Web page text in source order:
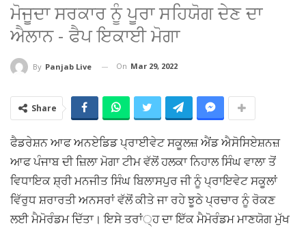
ਮੋਜੂਦਾ ਸਰਕਾਰ ਨੂੰ ਪੂਰਾ ਸਹਿਯੋਗ ਦੇਣ ਦਾ
ਐਲਾਨ - ਫੈਪ ਇਕਾਈ ਮੋਗਾ
By Panjab Live On Mar 29, 2022
Share
ਫੈਡਰੇਸ਼ਨ ਆਫ ਅਨਏਡਿਡ ਪ੍ਰਾਈਵੇਟ ਸਕੂਲਜ਼ ਐਂਡ ਐਸੋਸਿਏਸ਼ਨਜ਼
ਆਫ ਪੰਜਾਬ ਦੀ ਜ਼ਿਲਾ ਮੋਗਾ ਟੀਮ ਵੱਲੋਂ ਹਲਕਾ ਨਿਹਾਲ ਸਿੰਘ ਵਾਲਾ ਤੋਂ
ਵਿਧਾਇਕ ਸ਼੍ਰੀ ਮਨਜੀਤ ਸਿੰਘ ਬਿਲਾਸਪੁਰ ਜੀ ਨੂੰ ਪ੍ਰਾਇਵੇਟ ਸਕੂਲਾਂ
ਵਿੱਰੁਧ ਸ਼ਰਾਰਤੀ ਅਨਸਰਾਂ ਵੱਲੋਂ ਕੀਤੇ ਜਾ ਰਹੇ ਝੂਠੇ ਪ੍ਰਚਾਰ ਨੂੰ ਰੋਕਣ
ਲਈ ਮੈਮੋਰੰਡਮ ਦਿੱਤਾ। ਇਸੇ ਤਰਾਂ੍ਹ ਦਾ ਇੱਕ ਮੈਮੋਰੰਡਮ ਮਾਣਯੋਗ ਮੁੱਖ